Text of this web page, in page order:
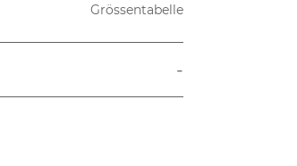
Grössentabelle
-